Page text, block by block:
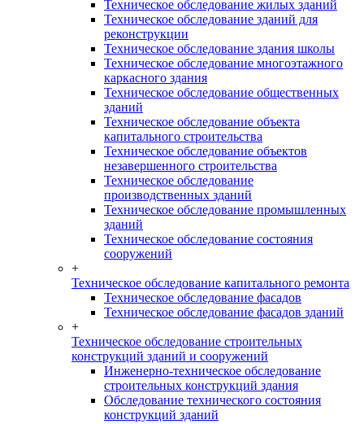
Техническое обследование жилых зданий
Техническое обследование зданий для
реконструкции
Техническое обследование здания школы
Техническое обследование многоэтажного
каркасного здания
Техническое обследование общественных
зданий
Техническое обследование объекта
капитального строительства
Техническое обследование объектов
незавершенного строительства
Техническое обследование
производственных зданий
Техническое обследование промышленных
зданий
Техническое обследование состояния
сооружений
+
Техническое обследование капитального ремонта
Техническое обследование фасадов
Техническое обследование фасадов зданий
+
Техническое обследование строительных
конструкций зданий и сооружений
Инженерно-техническое обследование
строительных конструкций здания
Обследование технического состояния
конструкций зданий